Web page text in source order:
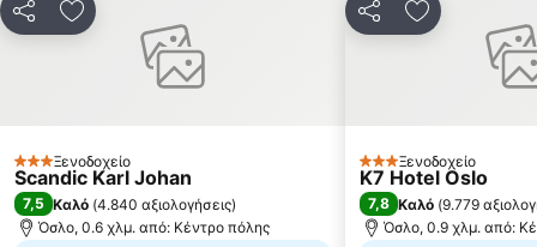
ΚοινοποίησηΠροσθήκη στα αγαπημένα
3 ΑστέριαΞενοδοχείο
Scandic Karl Johan
7,5 Καλό (4.840 αξιολογήσεις)
Όσλο, 0.6 χλμ. από: Κέντρο πόλης
ΚοινοποίησηΠροσθήκη
3 ΑστέριαΞενοδοχείο
K7 Hotel Oslo
7,8 Καλό (9.779
Όσλο, 0.9 χλμ. από: